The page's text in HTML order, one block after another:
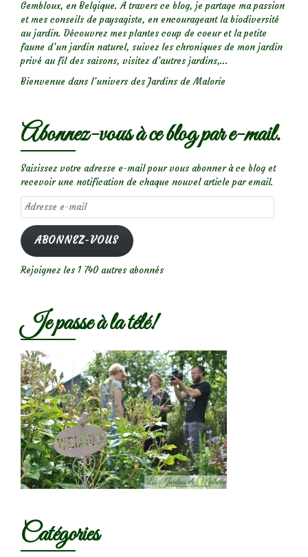
Gembloux, en Belgique. A travers ce blog, je partage ma passion
et mes conseils de paysagiste, en encourageant la biodiversité
au jardin. Découvrez mes plantes coup de coeur et la petite
faune d’un jardin naturel, suivez les chroniques de mon jardin
privé au fil des saisons, visitez d’autres jardins,...
Bienvenue dans l’univers des Jardins de Malorie
Abonnez-vous à ce blog par e-mail.
Saisissez votre adresse e-mail pour vous abonner à ce blog et
recevoir une notification de chaque nouvel article par email.
Adresse
e-
mail
ABONNEZ-VOUS
Rejoignez les 1 740 autres abonnés
Je passe à la télé!
Catégories